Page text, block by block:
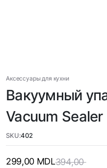
Аксессуары для кухни
Вакуумный
Vacuum Sealer
SKU:402
394,00
299,00 MDL